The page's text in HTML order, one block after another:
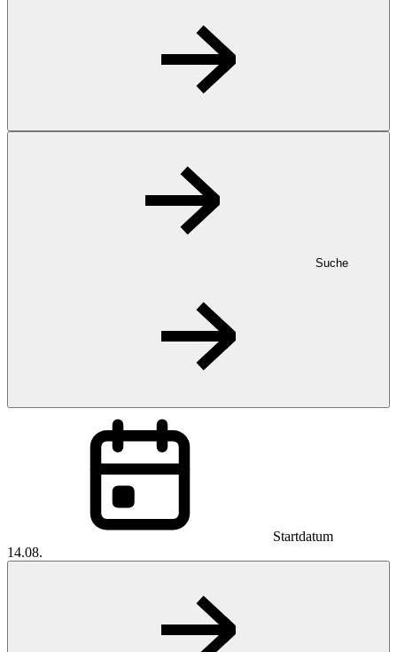
Suche
Startdatum
14.08.